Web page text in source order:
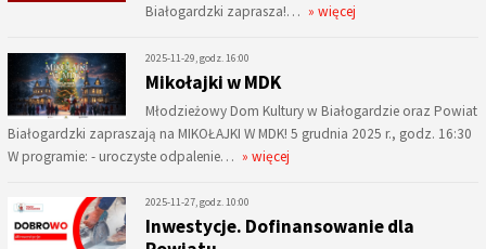
Białogardzki zaprasza!… » więcej
2025-11-29, godz. 16:00
Mikołajki w MDK
Młodzieżowy Dom Kultury w Białogardzie oraz Powiat
Białogardzki zapraszają na MIKOŁAJKI W MDK! 5 grudnia 2025 r., godz. 16:30
W programie: - uroczyste odpalenie… » więcej
2025-11-27, godz. 10:00
Inwestycje. Dofinansowanie dla